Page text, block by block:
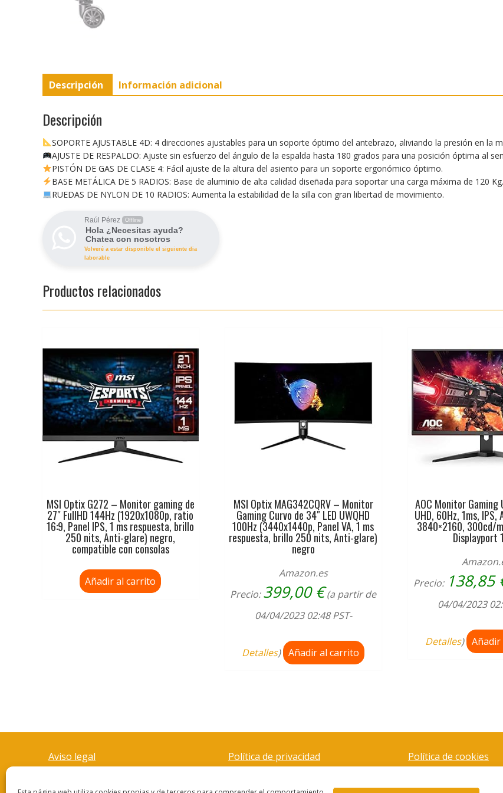
Descripción Información adicional
Descripción
SOPORTE AJUSTABLE 4D: 4 direcciones ajustables para un soporte óptimo del antebrazo, aliviando la presión en la
AJUSTE DE RESPALDO: Ajuste sin esfuerzo del ángulo de la espalda hasta 180 grados para una posición óptima al
PISTÓN DE GAS DE CLASE 4: Fácil ajuste de la altura del asiento para un soporte ergonómico óptimo.
BASE METÁLICA DE 5 RADIOS: Base de aluminio de alta calidad diseñada para soportar una carga máxima de 120 Kg.
RUEDAS DE NYLON DE 10 RADIOS: Aumenta la estabilidad de la silla con gran libertad de movimiento.
Raúl Pérez Offline
Hola ¿Necesitas ayuda?
Chatea con nosotros
Volveré a estar disponible el siguiente dia
laborable
Productos relacionados
MSI Optix G272 – Monitor gaming de
27″ FullHD 144Hz (1920x1080p, ratio
16:9, Panel IPS, 1 ms respuesta, brillo
250 nits, Anti-glare) negro,
compatible con consolas
Añadir al carrito
MSI Optix MAG342CQRV – Monitor
Gaming Curvo de 34″ LED UWQHD
100Hz (3440x1440p, Panel VA, 1 ms
respuesta, brillo 250 nits, Anti-glare)
negro
Amazon.es
Precio:399,00€ (a partir de
04/04/2023 02:48 PST-
Detalles) Añadir al carrito
AOC Monitor Gaming
UHD, 60Hz, 1ms, IPS,
3840×2160, 300cd/
Displayport
Precio: 138,85
04/04/2023
Detalles)
Aviso legal Política de privacidad Política de cookies